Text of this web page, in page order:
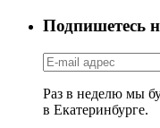
Подпишетесь
Раз в неделю мы
в Екатеринбурге.